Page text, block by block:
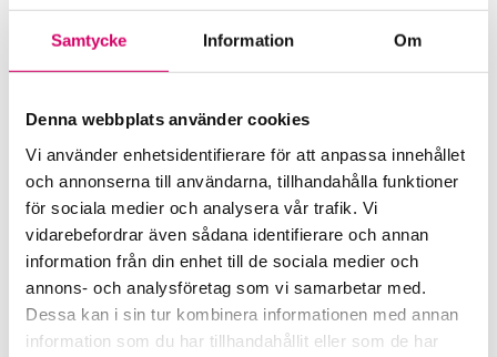
Samtycke Information Om
Denna webbplats använder cookies
Vi använder enhetsidentifierare för att anpassa innehållet
och annonserna till användarna, tillhandahålla funktioner
för sociala medier och analysera vår trafik. Vi
vidarebefordrar även sådana identifierare och annan
information från din enhet till de sociala medier och
annons- och analysföretag som vi samarbetar med.
Dessa kan i sin tur kombinera informationen med annan
information som du har tillhandahållit eller som de har
BELDE AB
Srf Auktoriserade konsulter
Daniel Assarsson
Auktoriserad Redovisningskonsult, Srf Certifierad
Affärsrådgivare
Skicka e-post